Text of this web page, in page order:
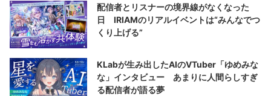
配信者とリスナーの境界線がなくなった
日 IRIAMのリアルイベントは“みんなでつ
くり上げる”
KLabが生み出したAIのVTuber「ゆめみな
な」インタビュー あまりに人間らしすぎ
る配信者が語る夢